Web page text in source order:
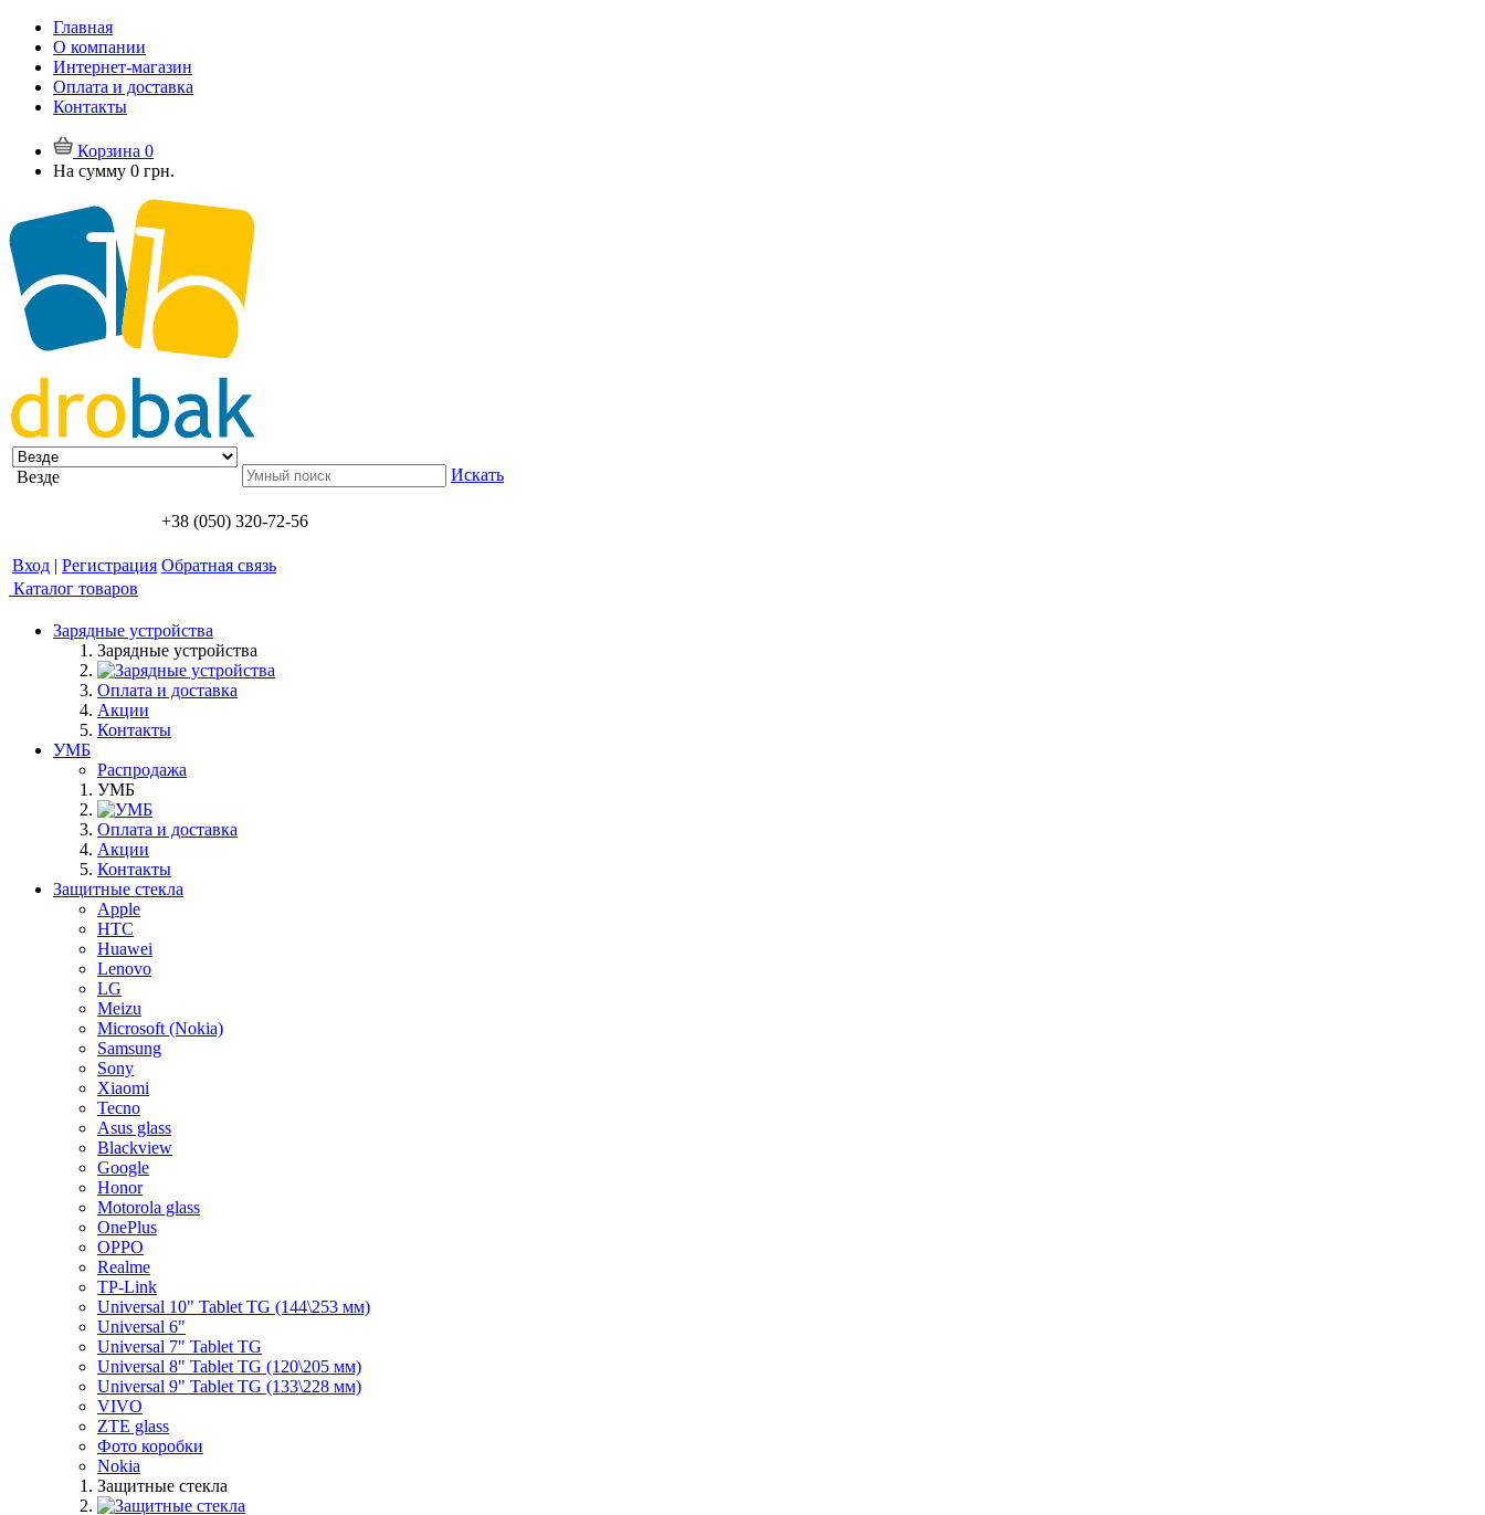
Главная
О компании
Интернет-магазин
Оплата и доставка
Контакты
Корзина 0
На сумму 0 грн.
Везде Искать
+38 (050) 320-72-56
Вход | Регистрация Обратная связь
Каталог товаров
Зарядные устройства
Зарядные устройства
Оплата и доставка
Акции
Контакты
УМБ
Распродажа
УМБ
Оплата и доставка
Акции
Контакты
Защитные стекла
Apple
HTC
Huawei
Lenovo
LG
Meizu
Microsoft (Nokia)
Samsung
Sony
Xiaomi
Tecno
Asus glass
Blackview
Google
Honor
Motorola glass
OnePlus
OPPO
Realme
TP-Link
Universal 10" Tablet TG (144\253 мм)
Universal 6"
Universal 7" Tablet TG
Universal 8" Tablet TG (120\205 мм)
Universal 9" Tablet TG (133\228 мм)
VIVO
ZTE glass
Фото коробки
Nokia
Защитные стекла